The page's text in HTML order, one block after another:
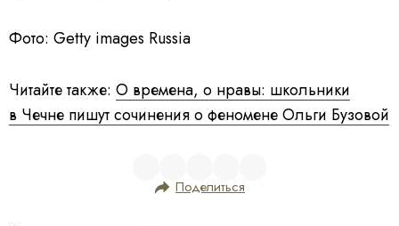
Фото: Getty images Russia
Читайте также: О времена, о нравы: школьники
в Чечне пишут сочинения о феномене Ольги Бузовой
Поделиться